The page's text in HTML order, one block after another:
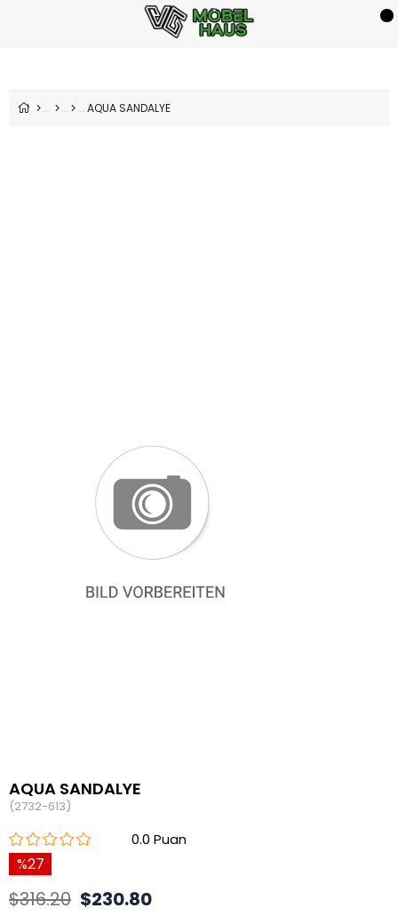
AQUA SANDALYE
AQUA SANDALYE
(2732-613)
0.0
27
$316.20 $230.80